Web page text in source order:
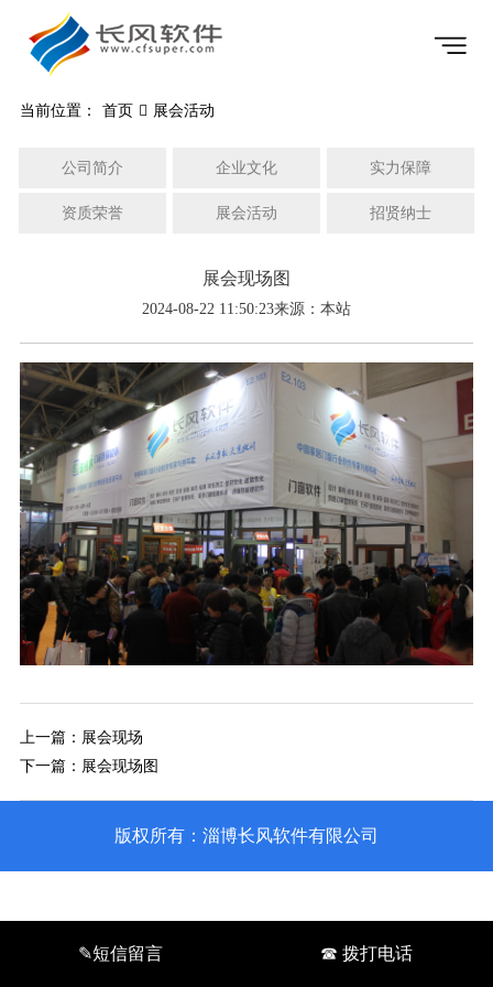
当前位置： 首页 展会活动
公司简介 企业文化 实力保障
资质荣誉 展会活动 招贤纳士
展会现场图
2024-08-22 11:50:23来源：本站
上一篇： 展会现场
下一篇： 展会现场图
版权所有：淄博长风软件有限公司
✎短信留言 ☎ 拨打电话